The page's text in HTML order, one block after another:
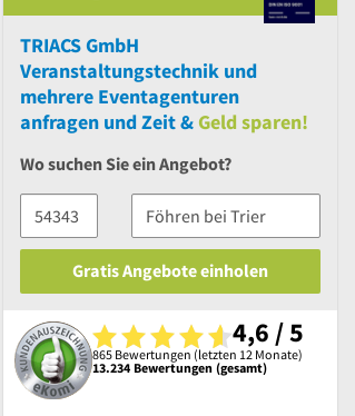
TRIACS GmbH
Veranstaltungstechnik und
mehrere Eventagenturen
anfragen und Zeit &Geld sparen!
Wo suchen Sie ein Angebot?
Gratis Angebote einholen
4,6 / 5
865 Bewertungen (letzten 12 Monate)
13.234 Bewertungen (gesamt)